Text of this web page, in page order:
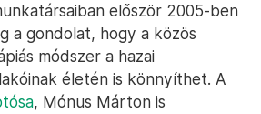
először 2005-ben
a gondolat, hogy a közös
módszer a hazai
életén is könnyíthet. A
, Mónus Márton is